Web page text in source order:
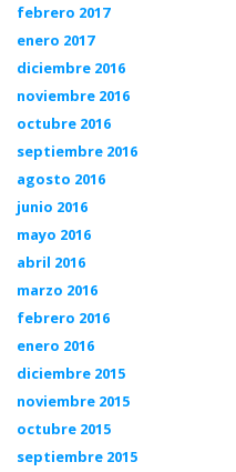
febrero 2017
enero 2017
diciembre 2016
noviembre 2016
octubre 2016
septiembre 2016
agosto 2016
junio 2016
mayo 2016
abril 2016
marzo 2016
febrero 2016
enero 2016
diciembre 2015
noviembre 2015
octubre 2015
septiembre 2015